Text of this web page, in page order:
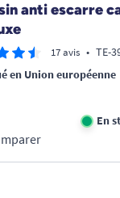
anti escarre
17 avis • TE-
en Union européenne
En